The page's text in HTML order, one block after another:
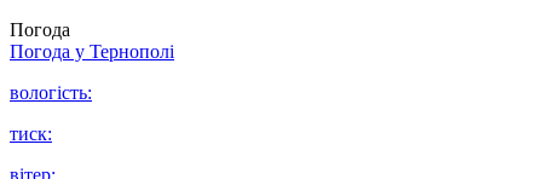
Погода
Погода у Тернополі
вологість:
тиск:
вітер: